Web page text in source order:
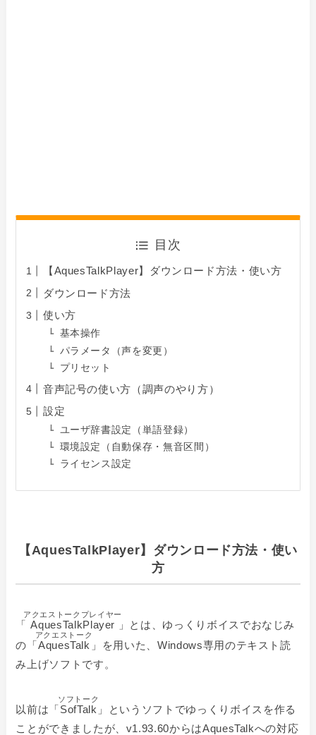
目次
【AquesTalkPlayer】ダウンロード方法・使い方
ダウンロード方法
使い方
基本操作
パラメータ（声を変更）
プリセット
音声記号の使い方（調声のやり方）
設定
ユーザ辞書設定（単語登録）
環境設定（自動保存・無音区間）
ライセンス設定
【AquesTalkPlayer】ダウンロード方法・使い
方
「 AquesTalkPlayer
アクエストークプレイヤー
」とは、ゆっくりボイスでおなじみ
の「AquesTalk
アクエストーク
」を用いた、Windows専用のテキスト読
み上げソフトです。
以前は「SofTalk
ソフトーク
」というソフトでゆっくりボイスを作る
ことができましたが、v1.93.60からはAquesTalkへの対応